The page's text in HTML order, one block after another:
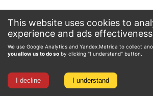
This website uses cookies to
experience and ads
We use Google Analytics and Yandex.Metrica to collect
you allow us to do so by clicking "I understand" button.
I decline I understand